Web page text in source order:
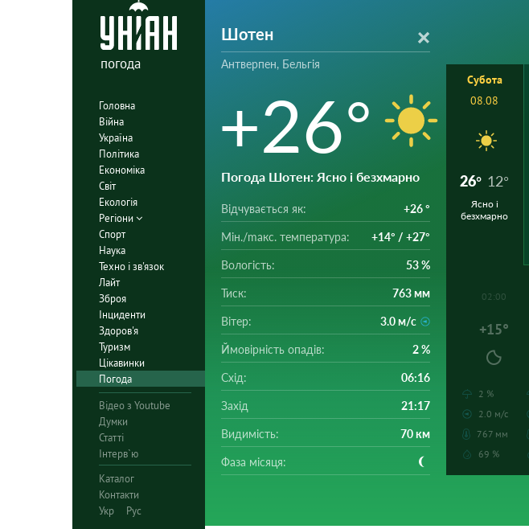
погода
Головна
Війна
Україна
Політика
Економіка
Світ
Екологія
Регіони
Спорт
Наука
Техно і зв'язок
Лайт
Зброя
Інциденти
Здоров'я
Туризм
Цікавинки
Погода
Відео з Youtube
Думки
Статті
Інтерв`ю
Каталог
Контакти
Укр
Рус
Шотен
Антверпен, Бельгія
+26°
Погода Шотен: Ясно і безхмарно
Відчувається як: +26 °
Мін./mакс. температура: +14° / +27°
Вологість: 53 %
Тиск: 763 мм
Вітер: 3.0 м/с
Ймовірність опадів: 2 %
Схід: 06:16
Захід 21:17
Видимість: 70 км
Фаза місяця:
Субота
08.08
26° 12°
Ясно і
безхмарно
02:00
+15°
2 %
2.0 м/с
767 мм
69 %